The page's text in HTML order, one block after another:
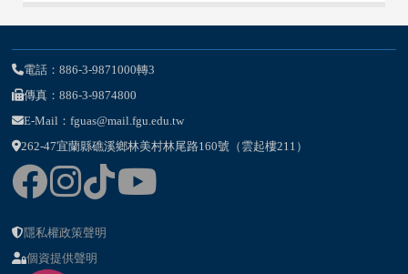
電話：886-3-9871000轉3
傳真：886-3-9874800
E-Mail：fguas@mail.fgu.edu.tw
262-47宜蘭縣礁溪鄉林美村林尾路160號（雲起樓211）
隱私權政策聲明
個資提供聲明